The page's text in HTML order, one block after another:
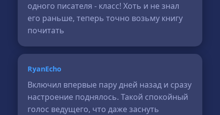
одного писателя - класс! Хоть и не знал
его раньше, теперь точно возьму книгу
почитать
RyanEcho
Включил впервые пару дней назад и сразу
настроение поднялось. Такой спокойный
голос ведущего, что даже заснуть